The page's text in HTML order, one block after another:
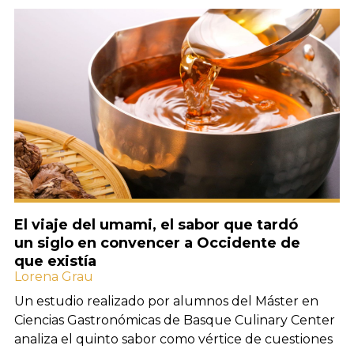
El viaje del umami, el sabor que tardó
un siglo en convencer a Occidente de
que existía
Lorena Grau
Un estudio realizado por alumnos del Máster en
Ciencias Gastronómicas de Basque Culinary Center
analiza el quinto sabor como vértice de cuestiones